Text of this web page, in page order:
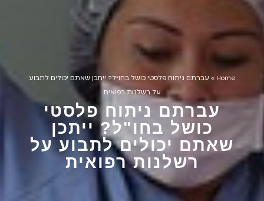
Home
» עברתם ניתוח פלסטי כושל בחו"ל? ייתכן שאתם יכולים לתבוע
על רשלנות רפואית
עברתם ניתוח פלסטי
כושל בחו"ל? ייתכן
שאתם יכולים לתבוע על
רשלנות רפואית